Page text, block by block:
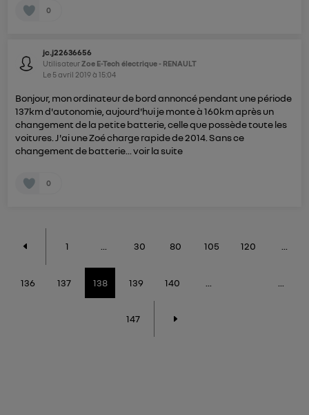
0
jc.j22636656
UtilisateurZoe E-Tech électrique - RENAULT
Le 5 avril 2019à15:04
Bonjour, mon ordinateur de bord annoncé pendant une période
137km d'autonomie, aujourd'hui je monte à 160km après un
changement de la petite batterie, celle que possède toute les
voitures. J'ai une Zoé charge rapide de 2014. Sans ce
changement de batterie...voir la suite
0
1 ... 30 80 105 120 ...
136 137 138 139 140
147